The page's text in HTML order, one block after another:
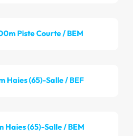
Piste Courte / BEM
Haies (65)-Salle / BEF
Haies (65)-Salle / BEM